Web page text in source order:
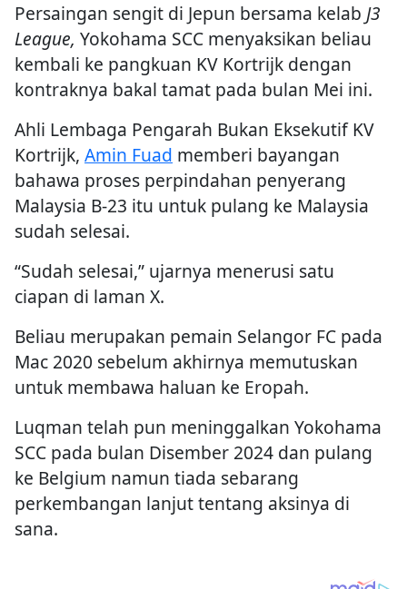
Persaingan sengit di Jepun bersama kelab J3
League, Yokohama SCC menyaksikan beliau
kembali ke pangkuan KV Kortrijk dengan
kontraknya bakal tamat pada bulan Mei ini.
Ahli Lembaga Pengarah Bukan Eksekutif KV
Kortrijk, Amin Fuad memberi bayangan
bahawa proses perpindahan penyerang
Malaysia B-23 itu untuk pulang ke Malaysia
sudah selesai.
“Sudah selesai,” ujarnya menerusi satu
ciapan di laman X.
Beliau merupakan pemain Selangor FC pada
Mac 2020 sebelum akhirnya memutuskan
untuk membawa haluan ke Eropah.
Luqman telah pun meninggalkan Yokohama
SCC pada bulan Disember 2024 dan pulang
ke Belgium namun tiada sebarang
perkembangan lanjut tentang aksinya di
sana.